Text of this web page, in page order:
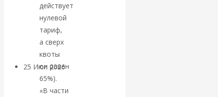
Америка
покинуть НАТО?
25 Июл 2026Комментарии,
интервью и беседы
действует
нулевой
тариф,
а сверх
квоты
он равен
65%).
«В части